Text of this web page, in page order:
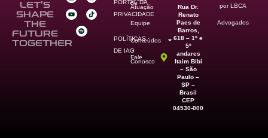
LET’S
SHAPE
THE
FUTURE
TOGETHER
PORTAL DA
PRIVACIDADE
POLÍTICAS
DE IAG
de
Atuação
Equipe
Conteúdos
Fale
Conosco
Rua Dr.
Renato
Paes de
Barros,
618 – 1º e
5º
andares
Itaim Bibi
– São
Paulo –
SP –
Brasil
CEP
04530-000
por LBCA
Advogados